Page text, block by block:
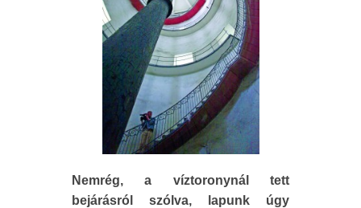
Nemrég, a víztoronynál tett
bejárásról szólva, lapunk úgy